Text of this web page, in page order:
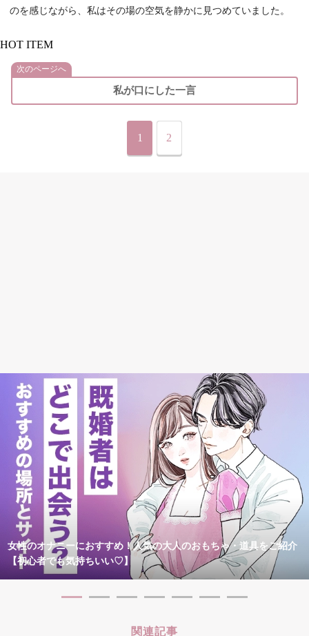
のを感じながら、私はその場の空気を静かに見つめていました。
HOT ITEM
次のページへ
私が口にした一言
1 2
女性のオナニーにおすすめ！人気の大人のおもちゃ・道具をご紹介
【初心者でも気持ちいい♡】
関連記事